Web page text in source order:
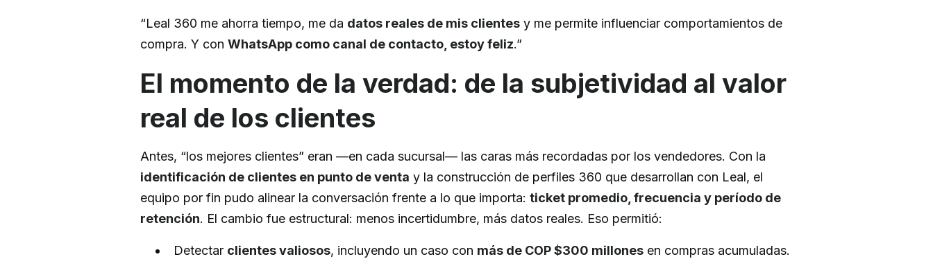
“Leal 360 me ahorra tiempo, me da datos reales de mis clientes y me permite influenciar comportamientos de
compra. Y con WhatsApp como canal de contacto, estoy feliz.”
El momento de la verdad: de la subjetividad al valor
real de los clientes
Antes, “los mejores clientes” eran —en cada sucursal— las caras más recordadas por los vendedores. Con la
identificación de clientes en punto de venta y la construcción de perfiles 360 que desarrollan con Leal, el
equipo por fin pudo alinear la conversación frente a lo que importa: ticket promedio, frecuencia y período de
retención. El cambio fue estructural: menos incertidumbre, más datos reales. Eso permitió:
Detectar clientes valiosos, incluyendo un caso con más de COP $300 millones en compras acumuladas.